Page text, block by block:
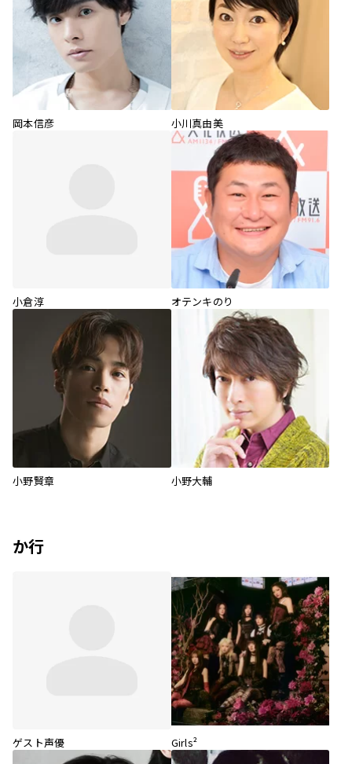
岡本信彦 小川真由美
小倉淳 オテンキのり
小野賢章 小野大輔
か行
ゲスト声優 Girls²